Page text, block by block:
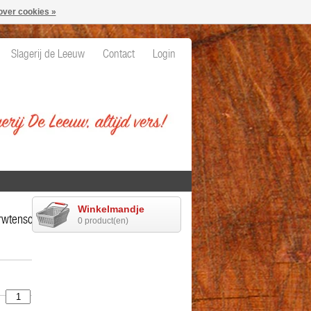
Slagerij de Leeuw Contact Login
Winkelmandje
0 product(en)
cookies »